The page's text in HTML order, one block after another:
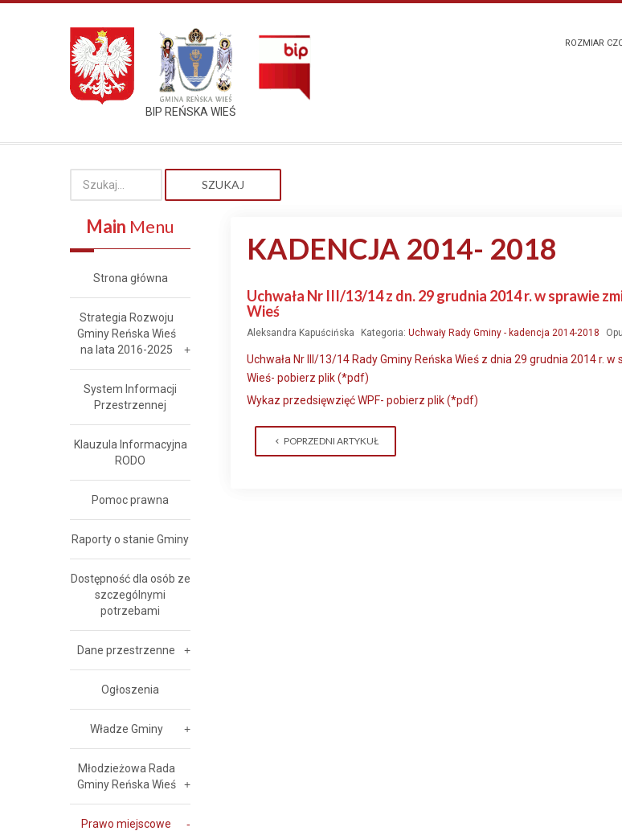
BIP REŃSKA WIEŚ
ROZMIAR
SZUKAJ
KADENCJA 2014- 2018
Uchwała Nr III/13/14 z dn. 29 grudnia 2014 r. w sprawie
Wieś
Aleksandra Kapuścińska Kategoria: Uchwały Rady Gminy - kadencja 2014-2018
Uchwała Nr III/13/14 Rady Gminy Reńska Wieś z dnia 29 grudnia 2014 r.
Wieś- pobierz plik (*pdf)
Wykaz przedsięwzięć WPF- pobierz plik (*pdf)
POPRZEDNI ARTYKUŁ
Main Menu
Strona główna
Strategia Rozwoju
Gminy Reńska Wieś
na lata 2016-2025
System Informacji
Przestrzennej
Klauzula Informacyjna
RODO
Pomoc prawna
Raporty o stanie Gminy
Dostępność dla osób ze
szczególnymi
potrzebami
Dane przestrzenne
Ogłoszenia
Władze Gminy
Młodzieżowa Rada
Gminy Reńska Wieś
Prawo miejscowe